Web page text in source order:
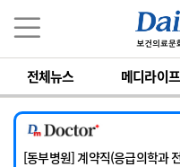
전체뉴스 메디라이프
[서울아산병원] 2026년 하반기
[영남대학교의료원] 마취통증
[충남대학교병원] 소아청소년
[동부병원] 계약직(응급의학과